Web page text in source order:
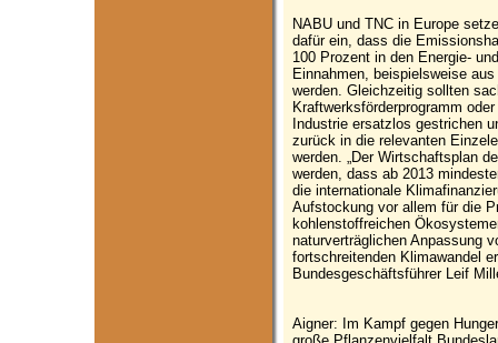
NABU und TNC in Europe
dafür ein, dass die
100 Prozent in den Energie-
Einnahmen, beispielsweise
werden. Gleichzeitig sollten
Kraftwerksförderprogramm
Industrie ersatzlos gestrichen
zurück in die relevanten
werden. „Der Wirtschaftsplan
werden, dass ab 2013
die internationale
Aufstockung vor allem für die
kohlenstoffreichen
naturverträglichen Anpassung
fortschreitenden Klimawandel
Bundesgeschäftsführer Leif
Aigner: Im Kampf gegen